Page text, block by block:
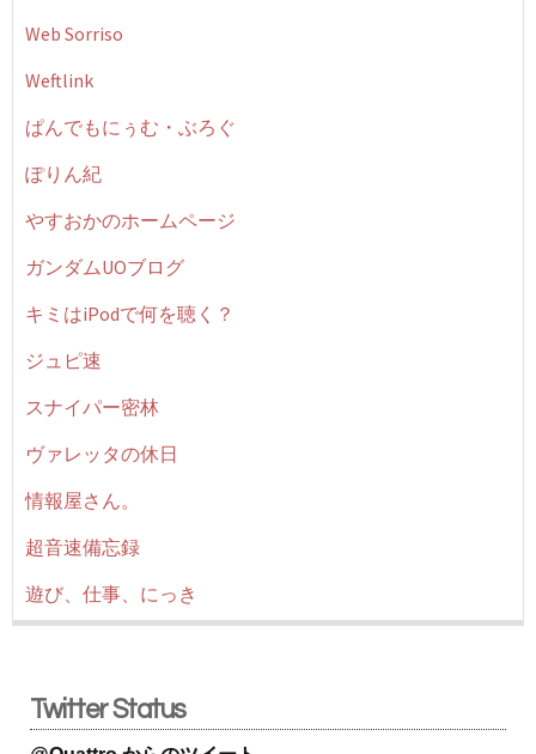
Web Sorriso
Weftlink
ぱんでもにぅむ・ぶろぐ
ぽりん紀
やすおかのホームページ
ガンダムUOブログ
キミはiPodで何を聴く？
ジュピ速
スナイパー密林
ヴァレッタの休日
情報屋さん。
超音速備忘録
遊び、仕事、にっき
Twitter Status